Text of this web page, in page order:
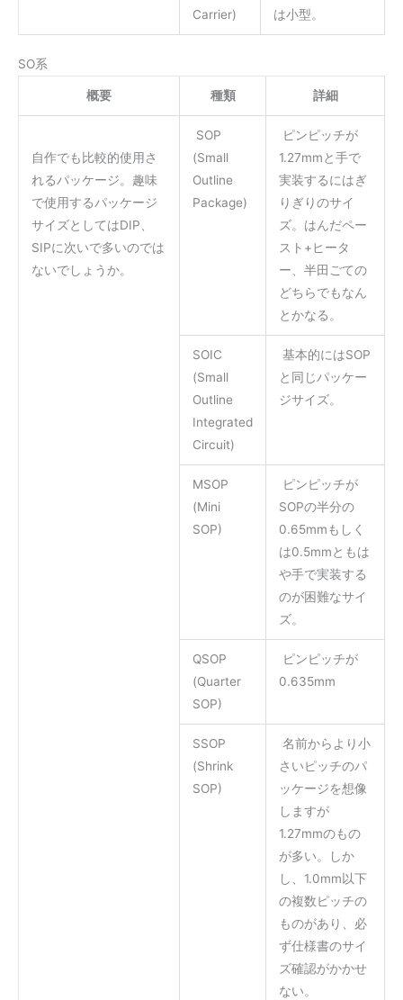
Carrier)
は小型。
SO系
概要 種類 詳細
自作でも比較的使用さ
れるパッケージ。趣味
で使用するパッケージ
サイズとしてはDIP、
SIPに次いで多いのでは
ないでしょうか。
SOP
(Small
Outline
Package)
ピンピッチが
1.27mmと手で
実装するにはぎ
りぎりのサイ
ズ。はんだペー
スト+ヒータ
ー、半田ごての
どちらでもなん
とかなる。
SOIC
(Small
Outline
Integrated
Circuit)
基本的にはSOP
と同じパッケー
ジサイズ。
MSOP
(Mini
SOP)
ピンピッチが
SOPの半分の
0.65mmもしく
は0.5mmともは
や手で実装する
のが困難なサイ
ズ。
QSOP
(Quarter
SOP)
ピンピッチが
0.635mm
SSOP
(Shrink
SOP)
名前からより小
さいピッチのパ
ッケージを想像
しますが
1.27mmのもの
が多い。しか
し、1.0mm以下
の複数ピッチの
ものがあり、必
ず仕様書のサイ
ズ確認がかかせ
ない。